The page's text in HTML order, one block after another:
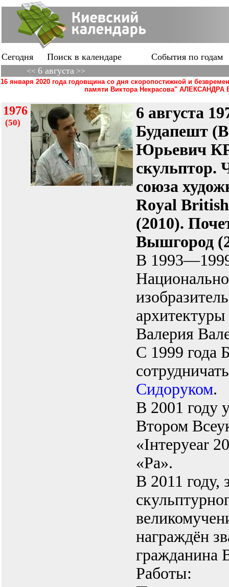
Сегодня Поиск в календаре События по годам
<< 6 августа >>
16 января 2020 года годовщина со дня скоропостижной и
памяти Виктора Некрасова"
1976
(50)
6 августа
Будапешт
Юрьевич
скульптор.
союза
Royal
(2010).
Вышгород
В
Валерия
С 1999 года
Сидоруком.
В 2001 году
Втором
«Інтерyear
«Ра».
В 2011 году,
награждён
гражданина
Работы: